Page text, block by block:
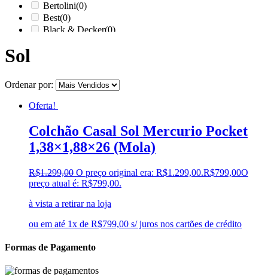
Bertolini(0)
Best(0)
Black & Decker(0)
cadence(0)
Cairu(0)
Canaã Moveis
Canaã Móveis
Carioca Móveis
(0)
Cemaf(0)
Chamalar(0)
Clarice(0)
clock(0)
Colli(0)
Colormaq(0)
Completa(0)
Continental(0)
Sol
Ordenar por:
Oferta!
Colchão Casal Sol Mercurio Pocket
1,38×1,88×26 (Mola)
R$1.299,00 O preço original era: R$1.299,00.R$799,00O
preço atual é: R$799,00.
à vista a retirar na loja
ou em até 1x de R$799,00 s/ juros nos cartões de crédito
Formas de Pagamento